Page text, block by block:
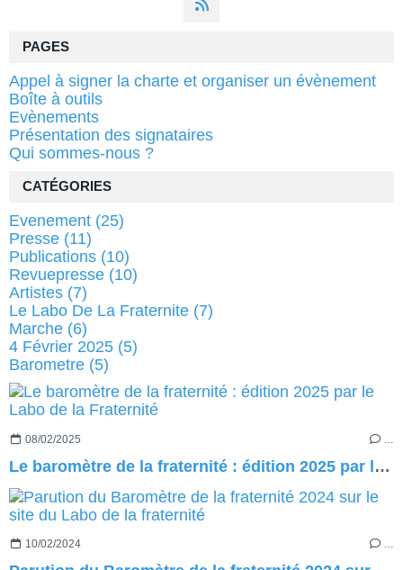
08/02/2025
Le baromètre de la fraternité : édition 2025 par le Labo de la Fraternité
10/02/2024 …
PAGES
Appel à signer la charte et organiser un évènement
Boîte à outils
Evènements
Présentation des signataires
Qui sommes-nous ?
CATÉGORIES
Evenement (25)
Presse (11)
Publications (10)
Revuepresse (10)
Artistes (7)
Le Labo De La Fraternite (7)
Marche (6)
4 Février 2025 (5)
Barometre (5)